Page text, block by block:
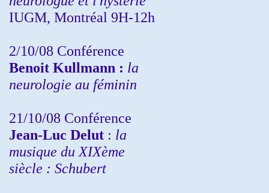
IUGM, Montréal 9H-12h
2/10/08 Conférence
Benoit Kullmann : la
neurologie au féminin
21/10/08 Conférence
Jean-Luc Delut : la
musique du XIXème
siècle : Schubert